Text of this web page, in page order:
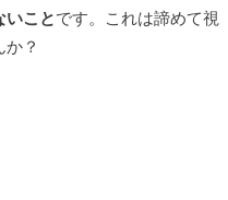
いことです。これは諦めて視
？